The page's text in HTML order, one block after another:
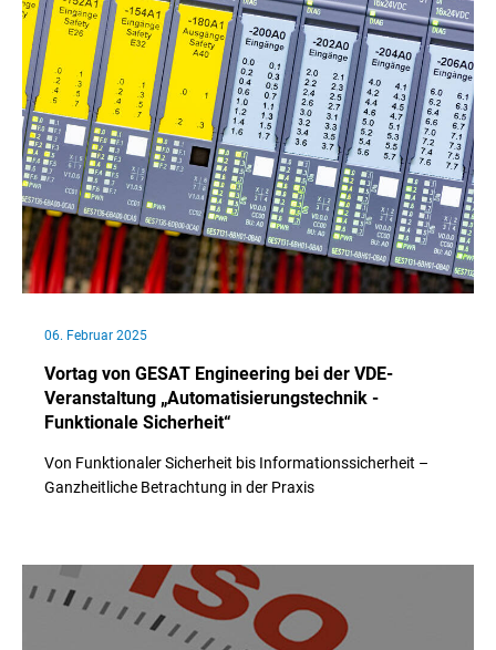
06. Februar 2025
Vortag von GESAT Engineering bei der VDE-
Veranstaltung „Automatisierungstechnik -
Funktionale Sicherheit“
Von Funktionaler Sicherheit bis Informationssicherheit –
Ganzheitliche Betrachtung in der Praxis
// Weiterlesen